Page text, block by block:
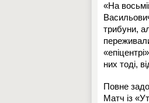
«На
трибуни,
них тоді,
Повне
Матч із